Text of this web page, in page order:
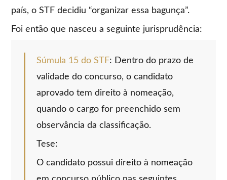
país, o STF decidiu “organizar essa bagunça”.
Foi então que nasceu a seguinte jurisprudência:
Súmula 15 do STF: Dentro do prazo de
validade do concurso, o candidato
aprovado tem direito à nomeação,
quando o cargo for preenchido sem
observância da classificação.
Tese:
O candidato possui direito à nomeação